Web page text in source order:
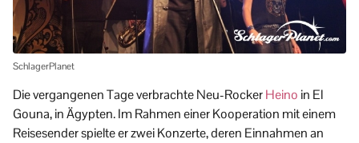
SchlagerPlanet
Die vergangenen Tage verbrachte Neu-RockerHeino in El
Gouna, in Ägypten. Im Rahmen einer Kooperation mit einem
Reisesender spielte er zwei Konzerte, deren Einnahmen an